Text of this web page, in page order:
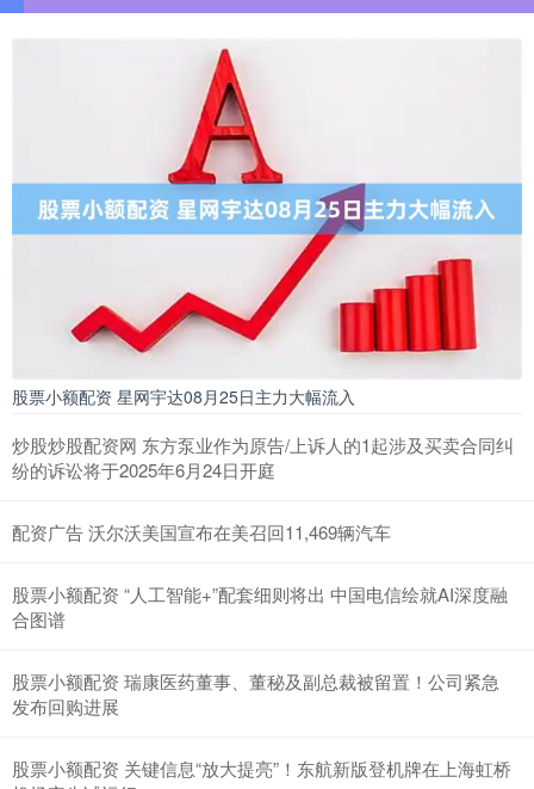
股票小额配资 星网宇达08月25日主力大幅流入
炒股炒股配资网 东方泵业作为原告/上诉人的1起涉及买卖合同纠
纷的诉讼将于2025年6月24日开庭
配资广告 沃尔沃美国宣布在美召回11,469辆汽车
股票小额配资 “人工智能+”配套细则将出 中国电信绘就AI深度融
合图谱
股票小额配资 瑞康医药董事、董秘及副总裁被留置！公司紧急
发布回购进展
股票小额配资 关键信息“放大提亮”！东航新版登机牌在上海虹桥